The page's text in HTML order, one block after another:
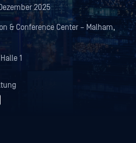
2025
& Conference Center – Malham,
1